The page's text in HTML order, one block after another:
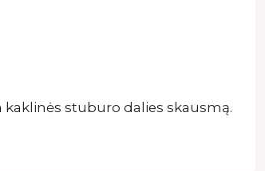
stuburo dalies skausmą.